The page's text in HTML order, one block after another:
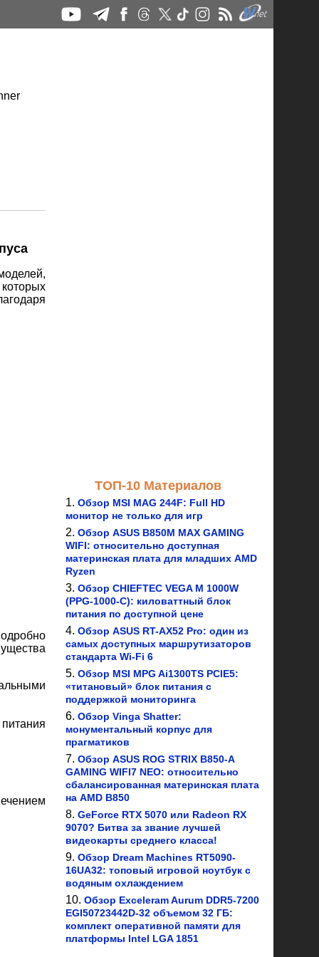
ТОП-10 Материалов
Обзор MSI MAG 244F: Full HD
монитор не только для игр
Обзор ASUS B850M MAX GAMING
WIFI: относительно доступная
материнская плата для младших AMD
Ryzen
Обзор CHIEFTEC VEGA M 1000W
(PPG-1000-C): киловаттный блок
питания по доступной цене
Обзор ASUS RT-AX52 Pro: один из
самых доступных маршрутизаторов
стандарта Wi-Fi 6
Обзор MSI MPG Ai1300TS PCIE5:
«титановый» блок питания с
поддержкой мониторинга
Обзор Vinga Shatter:
монументальный корпус для
прагматиков
Обзор ASUS ROG STRIX B850-A
GAMING WIFI7 NEO: относительно
сбалансированная материнская плата
на AMD B850
GeForce RTX 5070 или Radeon RX
9070? Битва за звание лучшей
видеокарты среднего класса!
Обзор Dream Machines RT5090-
16UA32: топовый игровой ноутбук с
водяным охлаждением
Обзор Exceleram Aurum DDR5-7200
EGI50723442D-32 объемом 32 ГБ:
комплект оперативной памяти для
платформы Intel LGA 1851